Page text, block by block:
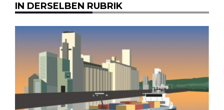
IN DERSELBEN RUBRIK